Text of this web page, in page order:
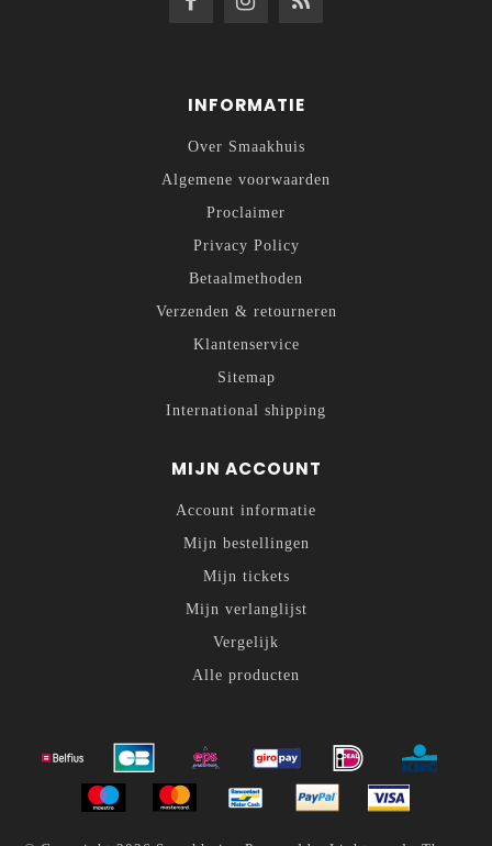
INFORMATIE
Over Smaakhuis
Algemene voorwaarden
Proclaimer
Privacy Policy
Betaalmethoden
Verzenden & retourneren
Klantenservice
Sitemap
International shipping
MIJN ACCOUNT
Account informatie
Mijn bestellingen
Mijn tickets
Mijn verlanglijst
Vergelijk
Alle producten